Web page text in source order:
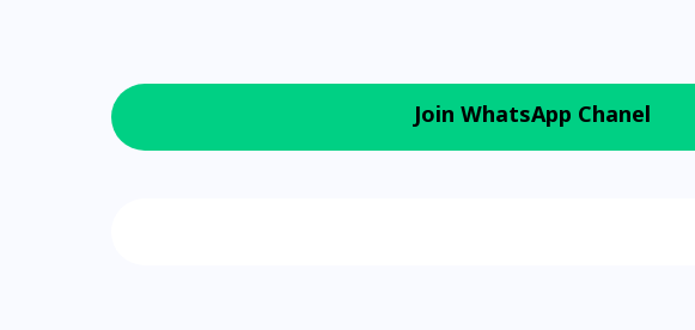
Join WhatsApp Chanel